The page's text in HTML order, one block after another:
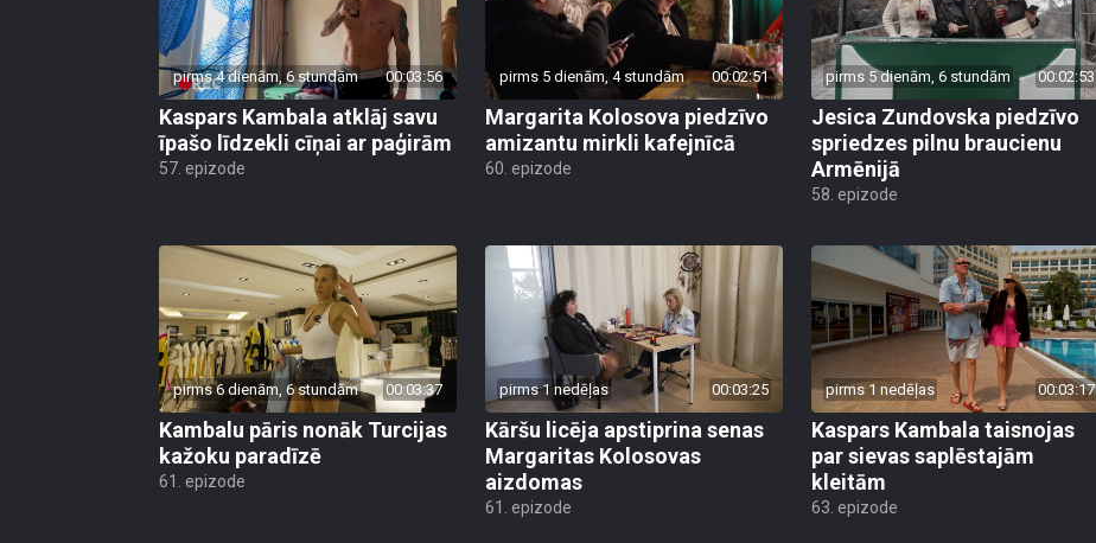
pirms 4 dienām, 6 stundām 00:03:56
Kaspars Kambala atklāj savu
īpašo līdzekli cīņai ar paģirām
57. epizode
pirms 5 dienām, 4 stundām 00:02:51
Margarita Kolosova piedzīvo
amizantu mirkli kafejnīcā
60. epizode
pirms 5 dienām, 6 stundām 00:02:53
Jesica Zundovska piedzīvo
spriedzes pilnu braucienu
Armēnijā
58. epizode
pirms 6 dienām, 6 stundām 00:03:37
Kambalu pāris nonāk Turcijas
kažoku paradīzē
61. epizode
pirms 1 nedēļas 00:03:25
Kāršu licēja apstiprina senas
Margaritas Kolosovas
aizdomas
61. epizode
pirms 1 nedēļas 00:03:17
Kaspars Kambala taisnojas
par sievas saplēstajām
kleitām
63. epizode